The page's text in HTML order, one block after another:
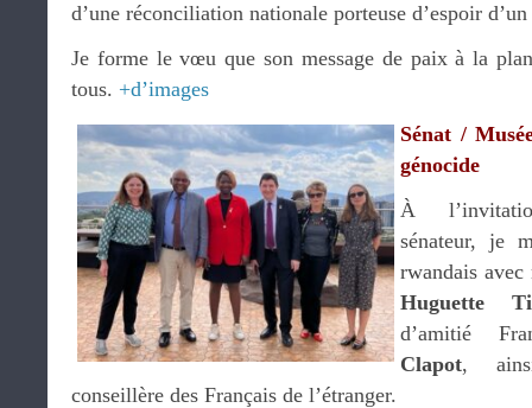
d’une réconciliation nationale porteuse d’espoir
Je forme le vœu que son message de paix à la
tous. +d’images
Sénat /
génocide
À
sénateur, je
rwandais avec
Huguette
d’amitié
Clapot,
conseillère des Français de l’étranger.